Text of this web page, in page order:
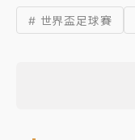
# 世界盃足球賽